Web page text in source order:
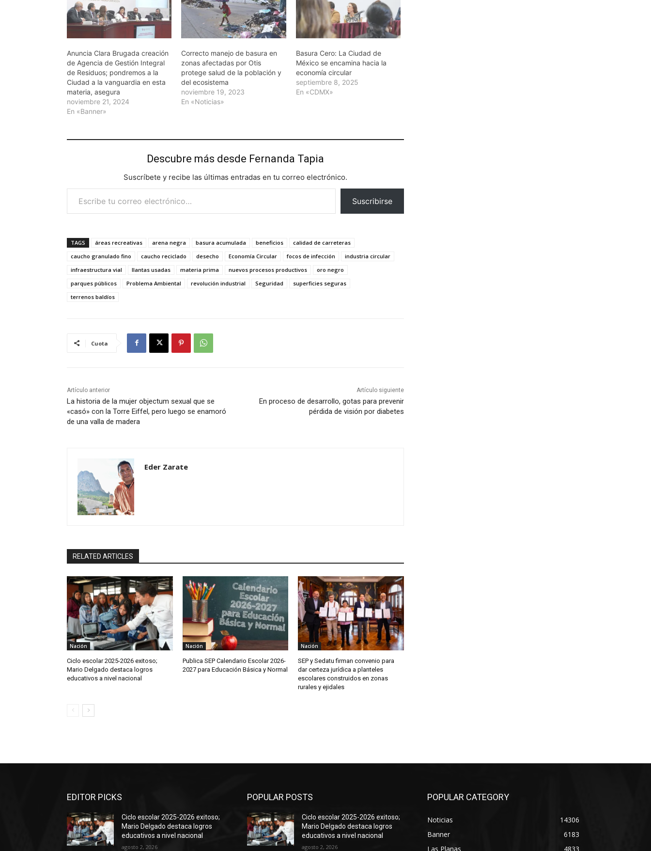
Anuncia Clara Brugada creación
de Agencia de Gestión Integral
de Residuos; pondremos a la
Ciudad a la vanguardia en esta
materia, asegura
noviembre 21, 2024
En «Banner»
Correcto manejo de basura en
zonas afectadas por Otis
protege salud de la población y
del ecosistema
noviembre 19, 2023
En «Noticias»
Basura Cero: La Ciudad de
México se encamina hacia la
economía circular
septiembre 8, 2025
En «CDMX»
Descubre más desde Fernanda Tapia
Suscríbete y recibe las últimas entradas en tu correo electrónico.
Escribe tu correo electrónico…
Suscribirse
TAGS áreas recreativas arena negra basura acumulada beneficios
calidad de carreteras
caucho granulado fino
caucho reciclado desecho Economía Circular focos de infección
industria circular
infraestructura vial
llantas usadas materia prima nuevos procesos productivos
oro negro
parques públicos
Problema Ambiental revolución industrial Seguridad
superficies seguras
terrenos baldíos
Cuota
Artículo anterior
La historia de la mujer objectum sexual que se
«casó» con la Torre Eiffel, pero luego se enamoró
de una valla de madera
Artículo siguiente
En proceso de desarrollo, gotas para prevenir
pérdida de visión por diabetes
Eder Zarate
RELATED ARTICLES
Nación
Ciclo escolar 2025-2026 exitoso;
Mario Delgado destaca logros
educativos a nivel nacional
Nación
Publica SEP Calendario Escolar 2026-
2027 para Educación Básica y Normal
Nación
SEP y Sedatu firman convenio para
dar certeza jurídica a planteles
escolares construidos en zonas
rurales y ejidales
EDITOR PICKS
Ciclo escolar 2025-2026 exitoso;
Mario Delgado destaca logros
educativos a nivel nacional
agosto 2, 2026
POPULAR POSTS
Ciclo escolar 2025-2026 exitoso;
Mario Delgado destaca logros
educativos a nivel nacional
agosto 2, 2026
POPULAR CATEGORY
Noticias
14306
Banner
6183
Las Planas
4833